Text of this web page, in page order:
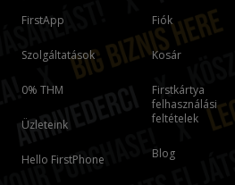
FirstApp
Szolgáltatások
0% THM
Üzleteink
Hello FirstPhone
Fiók
Kosár
Firstkártya
felhasználási
feltételek
Blog